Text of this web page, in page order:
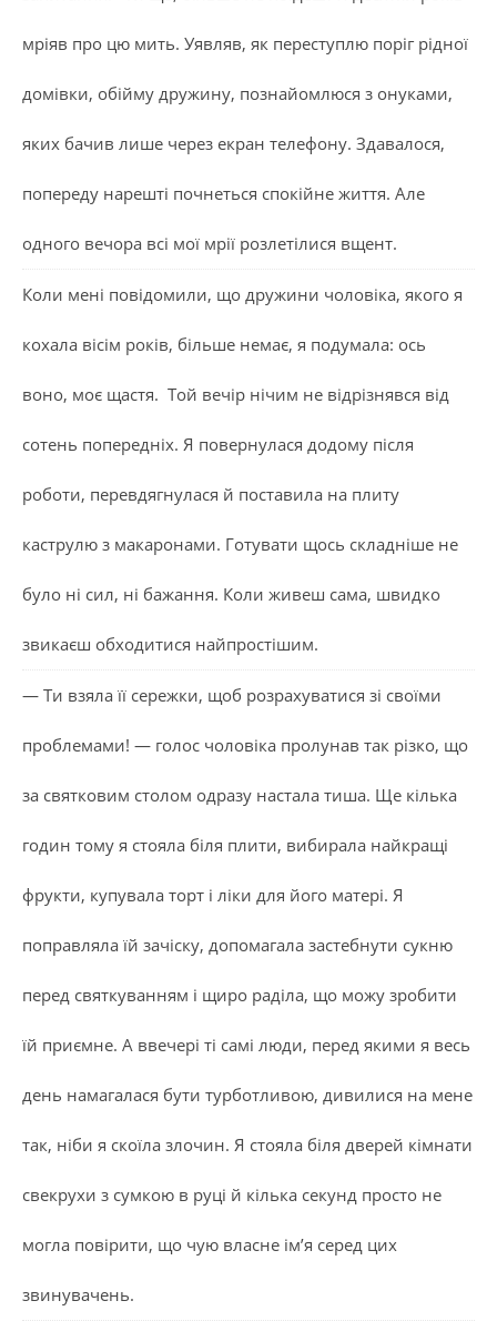
мріяв про цю мить. Уявляв, як переступлю поріг рідної
домівки, обійму дружину, познайомлюся з онуками,
яких бачив лише через екран телефону. Здавалося,
попереду нарешті почнеться спокійне життя. Але
одного вечора всі мої мрії розлетілися вщент.
Коли мені повідомили, що дружини чоловіка, якого я
кохала вісім років, більше немає, я подумала: ось
воно, моє щастя. Той вечір нічим не відрізнявся від
сотень попередніх. Я повернулася додому після
роботи, перевдягнулася й поставила на плиту
каструлю з макаронами. Готувати щось складніше не
було ні сил, ні бажання. Коли живеш сама, швидко
звикаєш обходитися найпростішим.
— Ти взяла її сережки, щоб розрахуватися зі своїми
проблемами! — голос чоловіка пролунав так різко, що
за святковим столом одразу настала тиша. Ще кілька
годин тому я стояла біля плити, вибирала найкращі
фрукти, купувала торт і ліки для його матері. Я
поправляла їй зачіску, допомагала застебнути сукню
перед святкуванням і щиро раділа, що можу зробити
їй приємне. А ввечері ті самі люди, перед якими я весь
день намагалася бути турботливою, дивилися на мене
так, ніби я скоїла злочин. Я стояла біля дверей кімнати
свекрухи з сумкою в руці й кілька секунд просто не
могла повірити, що чую власне ім’я серед цих
звинувачень.